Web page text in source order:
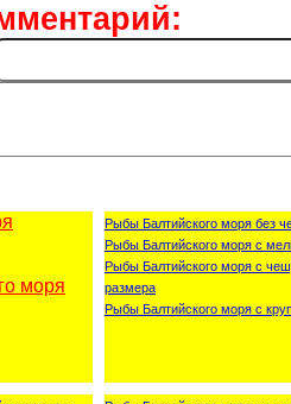
моря
Рыбы Балтийского моря без
Рыбы Балтийского моря с
Рыбы Балтийского моря с
размера
Рыбы Балтийского моря с